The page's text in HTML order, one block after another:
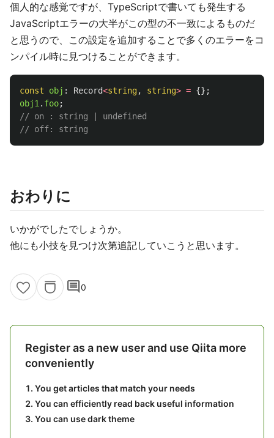
個人的な感覚ですが、TypeScriptで書いても発生する
JavaScriptエラーの大半がこの型の不一致によるものだ
と思うので、この設定を追加することで多くのエラーをコ
ンパイル時に見つけることができます。
const obj : Record<string, string> = {};
obj1 . foo;
// on : string | undefined
// off: string
おわりに
いかがでしたでしょうか。
他にも小技を見つけ次第追記していこうと思います。
comment0
Register as a new user and use Qiita more
conveniently
You get articles that match your needs
You can efficiently read back useful information
You can use dark theme